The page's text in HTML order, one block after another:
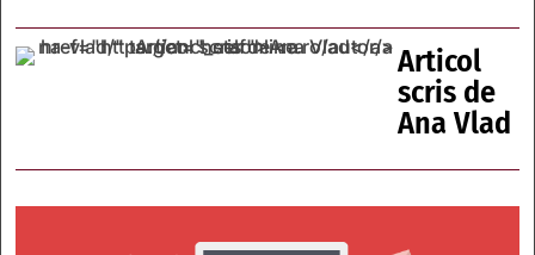
Articol
scris de
Ana Vlad